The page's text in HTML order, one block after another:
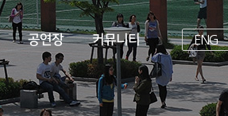
공연장 커뮤니티 ENG